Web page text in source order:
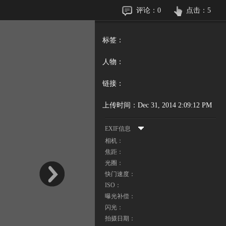
点击： 5
评论： 0
标签：
人物：
链接：
上传时间： Dec 31, 2014 2:09:12 PM
EXIF信息
相机：
焦距：
光圈：
快门速度：
ISO：
曝光补偿：
闪光：
拍摄日期：